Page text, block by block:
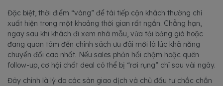
Đặc biệt, thời điểm “vàng” để tái tiếp cận khách thường chỉ
xuất hiện trong một khoảng thời gian rất ngắn. Chẳng hạn,
ngay sau khi khách đi xem nhà mẫu, vừa tải bảng giá hoặc
đang quan tâm đến chính sách ưu đãi mới là lúc khả năng
chuyển đổi cao nhất. Nếu sales phản hồi chậm hoặc quên
follow-up, cơ hội chốt deal có thể bị “rơi rụng” chỉ sau vài ngày.
Đây chính là lý do các sàn giao dịch và chủ đầu tư chắc chắn